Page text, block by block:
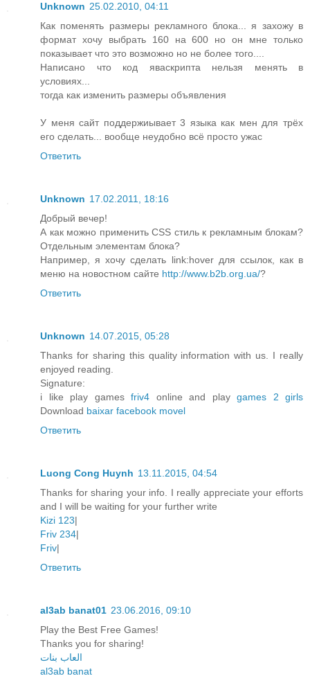
Unknown 25.02.2010, 04:11
Как поменять размеры рекламного блока... я захожу в
формат хочу выбрать 160 на 600 но он мне только
показывает что это возможно но не более того....
Написано что код яваскрипта нельзя менять в
условиях...
тогда как изменить размеры объявления
У меня сайт поддержиывает 3 языка как мен для трёх
его сделать... вообще неудобно всё просто ужас
Ответить
Unknown 17.02.2011, 18:16
Добрый вечер!
А как можно применить CSS стиль к рекламным блокам?
Отдельным элементам блока?
Например, я хочу сделать link:hover для ссылок, как в
меню на новостном сайте http://www.b2b.org.ua/?
Ответить
Unknown 14.07.2015, 05:28
Thanks for sharing this quality information with us. I really
enjoyed reading.
Signature:
i like play games friv4 online and play games 2 girls
Download baixar facebook movel
Ответить
Luong Cong Huynh 13.11.2015, 04:54
Thanks for sharing your info. I really appreciate your efforts
and I will be waiting for your further write
Kizi 123|
Friv 234|
Friv|
Ответить
al3ab banat01 23.06.2016, 09:10
Play the Best Free Games!
Thanks you for sharing!
العاب بنات
al3ab banat